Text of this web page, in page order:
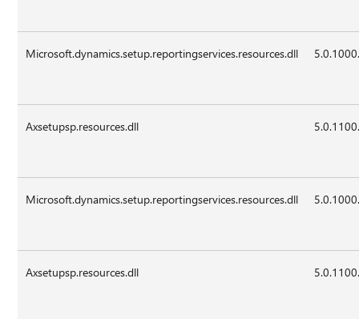
Microsoft.dynamics.setup.reportingservices.resources.dll
Axsetupsp.resources.dll
Microsoft.dynamics.setup.reportingservices.resources.dll
Axsetupsp.resources.dll